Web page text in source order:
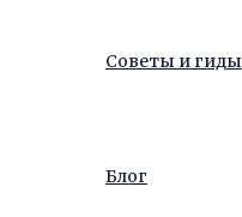
Советы и гиды
Блог